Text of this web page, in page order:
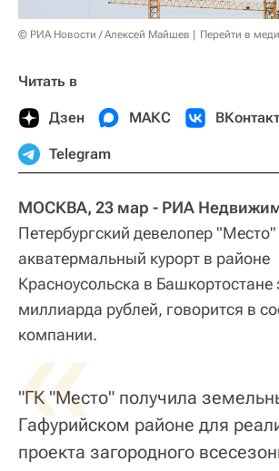
© РИА Новости / Алексей Майшев Перейти в
Читать в
Дзен МАКС
Telegram
МОСКВА, 23 мар - РИА
Петербургский девелопер "Место"
акватермальный курорт в районе
Красноусольска в Башкортостане
миллиарда рублей, говорится в
компании.
«
"ГК "Место" получила
Гафурийском районе для
проекта загородного